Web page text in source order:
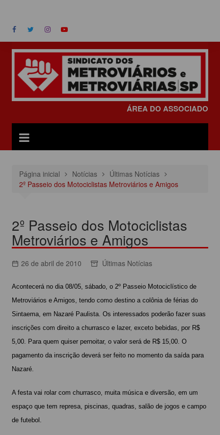
conteúdo
ÁREA DO ASSOCIADO
Página inicial Notícias
Últimas Notícias
2º Passeio dos Motociclistas Metroviários e Amigos
2º Passeio dos Motociclistas
Metroviários e Amigos
26 de abril de 2010 Últimas Notícias
Acontecerá no dia 08/05, sábado, o 2º Passeio Motociclístico de
Metroviários e Amigos, tendo como destino a colônia de férias do
Sintaema, em Nazaré Paulista. Os interessados poderão fazer suas
inscrições com direito a churrasco e lazer, exceto bebidas, por R$
5,00. Para quem quiser pernoitar, o valor será de R$ 15,00. O
pagamento da inscrição deverá ser feito no momento da saída para
Nazaré.
A festa vai rolar com churrasco, muita música e diversão, em um
espaço que tem represa, piscinas, quadras, salão de jogos e campo
de futebol.